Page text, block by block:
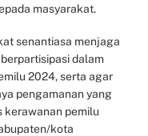
masyarakat.
senantiasa menjaga
dalam
2024, serta agar
pengamanan yang
kerawanan pemilu
kota